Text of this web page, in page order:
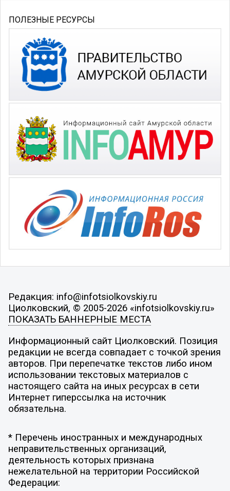
ПОЛЕЗНЫЕ РЕСУРСЫ
Редакция: info@infotsiolkovskiy.ru
Циолковский, © 2005-2026 «infotsiolkovskiy.ru»
ПОКАЗАТЬ БАННЕРНЫЕ МЕСТА
Информационный сайт Циолковский. Позиция
редакции не всегда совпадает с точкой зрения
авторов. При перепечатке текстов либо ином
использовании текстовых материалов с
настоящего сайта на иных ресурсах в сети
Интернет гиперссылка на источник
обязательна.
* Перечень иностранных и международных
неправительственных организаций,
деятельность которых признана
нежелательной на территории Российской
Федерации: